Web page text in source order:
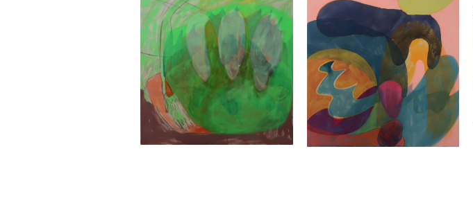
Sara Gassmann
Dryade
2020
Sara Gassmann
Dulcin
2020